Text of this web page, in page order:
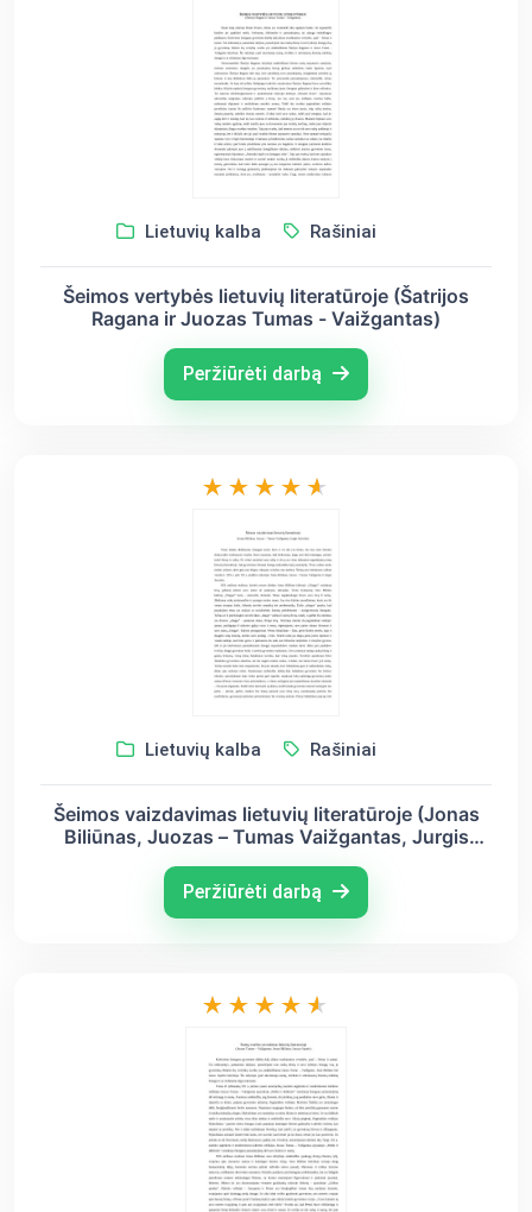
Lietuvių kalba Rašiniai
Šeimos vertybės lietuvių literatūroje (Šatrijos
Ragana ir Juozas Tumas - Vaižgantas)
Peržiūrėti darbą
Lietuvių kalba Rašiniai
Šeimos vaizdavimas lietuvių literatūroje (Jonas
Biliūnas, Juozas – Tumas Vaižgantas, Jurgis
Peržiūrėti darbą